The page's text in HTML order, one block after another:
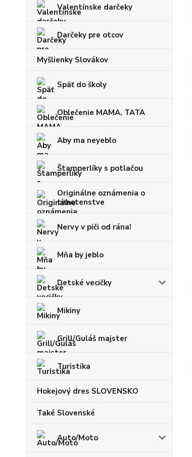
Valentínske darčeky
Darčeky pre otcov
Myšlienky Slovákov
Späť do školy
Oblečenie MAMA, TATA
Aby ma neyeblo
Štamperlíky s potlačou
Originálne oznámenia o
tehotenstve
Nervy v piči od rána!
Mňa by jeblo
Detské vecičky
Mikiny
Grill/Guláš majster
Turistika
Hokejový dres SLOVENSKO
Také Slovenské
Auto/Moto